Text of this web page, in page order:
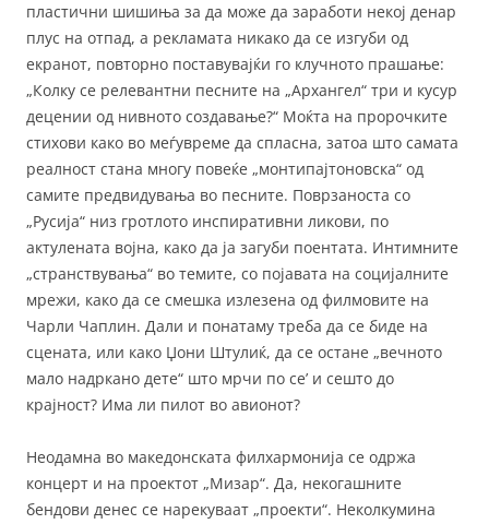
пластични шишиња за да може да заработи некој денар
плус на отпад, а рекламата никако да се изгуби од
екранот, повторно поставувајќи го клучното прашање:
„Колку се релевантни песните на „Архангел“ три и кусур
децении од нивното создавање?“ Моќта на пророчките
стихови како во меѓувреме да спласна, затоа што самата
реалност стана многу повеќе „монтипајтоновска“ од
самите предвидувања во песните. Поврзаноста со
„Русија“ низ гротлото инспиративни ликови, по
актулената војна, како да ја загуби поентата. Интимните
„странствувања“ во темите, со појавата на социјалните
мрежи, како да се смешка излезена од филмовите на
Чарли Чаплин. Дали и понатаму треба да се биде на
сцената, или како Џони Штулиќ, да се остане „вечното
мало надркано дете“ што мрчи по се’ и сешто до
крајност? Има ли пилот во авионот?
Неодамна во македонската филхармонија се одржа
концерт и на проектот „Мизар“. Да, некогашните
бендови денес се нарекуваат „проекти“. Неколкумина